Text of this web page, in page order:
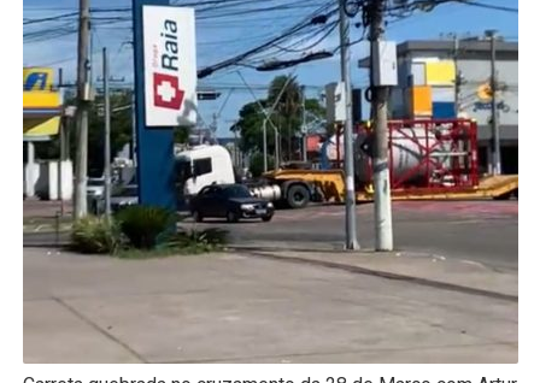
Desenvolvido
por
Hesea
Tecnologia
Sistemas